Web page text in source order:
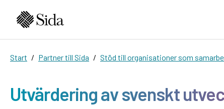
Start Partner till Sida Stöd till organisationer som
Utvärdering av svenskt